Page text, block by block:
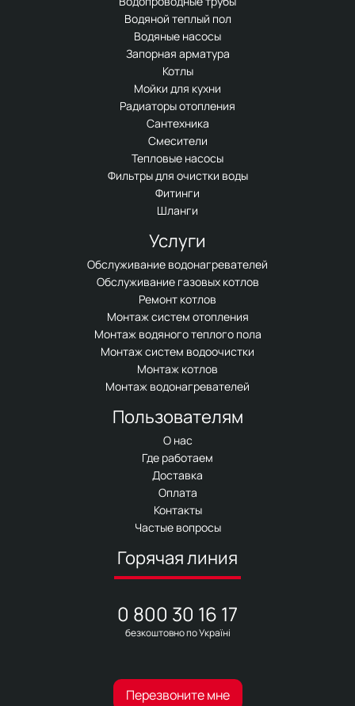
Водяной теплый пол
Водяные насосы
Запорная арматура
Котлы
Мойки для кухни
Радиаторы отопления
Сантехника
Смесители
Тепловые насосы
Фильтры для очистки воды
Фитинги
Шланги
Услуги
Обслуживание водонагревателей
Обслуживание газовых котлов
Ремонт котлов
Монтаж систем отопления
Монтаж водяного теплого пола
Монтаж систем водоочистки
Монтаж котлов
Монтаж водонагревателей
Пользователям
О нас
Где работаем
Доставка
Оплата
Контакты
Частые вопросы
Горячая линия
0 800 30 16 17
безкоштовно по Україні
Перезвоните мне